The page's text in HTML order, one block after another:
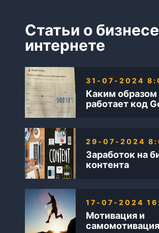
Статьи о
интернете
Каким образом
работает код
31-07-2024
Заработок на
контента
29-07-2024
Мотивация и
17-07-2024